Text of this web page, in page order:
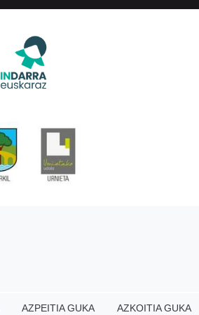
AZPEITIA GUKA AZKOITIA GUKA